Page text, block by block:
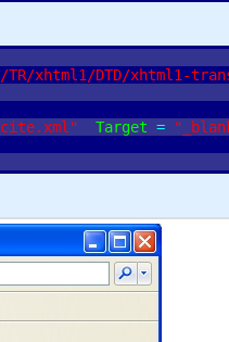
TR/xhtml1/DTD/xhtml1-
Target =